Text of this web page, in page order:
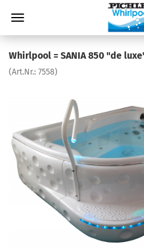
Whirlpool = SANIA 850 "de
(Art.Nr.: 7558)